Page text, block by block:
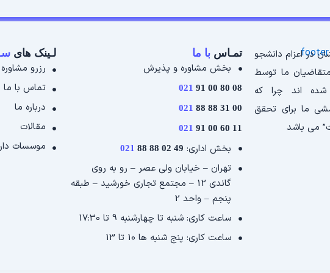
در اعزام دانشجو
ما توسط
اند چرا که
ما برای تحقق
می باشد
تمـاس با ما
بخش مشاوره و پذیرش
08 80 00 91
021
00 31 88 88
021
11 60 00 91
021
بخش اداری: 49 02 88 88
021
تهران – خیابان ولی عصر – رو به روی
گاندی 12 – مجتمع تجاری خورشید – طبقه
پنجم – واحد 2
ساعت کاری: شنبه تا چهارشنبه 9 تا 17:30
ساعت کاری: پنج شنبه ها 10 تا 13
لـینک های
رزرو مشاوره
تماس با ما
درباره ما
مقالات
موسسات